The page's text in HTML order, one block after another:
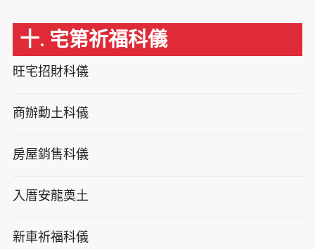
十. 宅第祈福科儀
旺宅招財科儀
商辦動土科儀
房屋銷售科儀
入厝安龍奠土
新車祈福科儀